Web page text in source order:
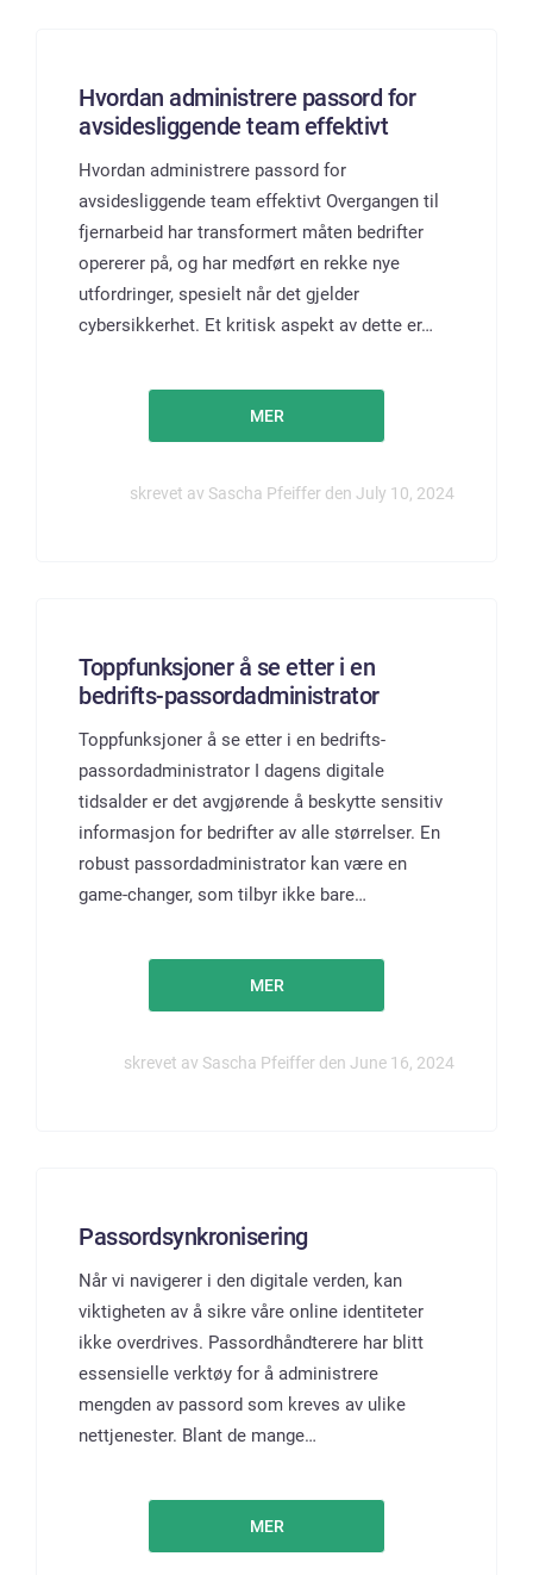
Hvordan administrere passord for
avsidesliggende team effektivt
Hvordan administrere passord for
avsidesliggende team effektivt Overgangen til
fjernarbeid har transformert måten bedrifter
opererer på, og har medført en rekke nye
utfordringer, spesielt når det gjelder
cybersikkerhet. Et kritisk aspekt av dette er…
MER
skrevet av Sascha Pfeiffer den July 10, 2024
Toppfunksjoner å se etter i en
bedrifts-passordadministrator
Toppfunksjoner å se etter i en bedrifts-
passordadministrator I dagens digitale
tidsalder er det avgjørende å beskytte sensitiv
informasjon for bedrifter av alle størrelser. En
robust passordadministrator kan være en
game-changer, som tilbyr ikke bare…
MER
skrevet av Sascha Pfeiffer den June 16, 2024
Passordsynkronisering
Når vi navigerer i den digitale verden, kan
viktigheten av å sikre våre online identiteter
ikke overdrives. Passordhåndterere har blitt
essensielle verktøy for å administrere
mengden av passord som kreves av ulike
nettjenester. Blant de mange…
MER